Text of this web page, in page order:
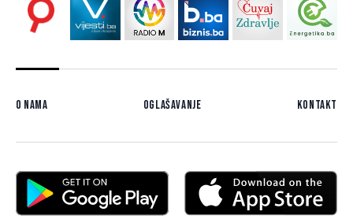
O nama Oglašavanje Kontakt